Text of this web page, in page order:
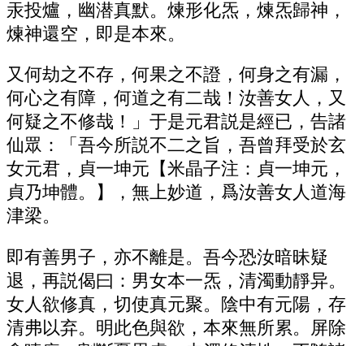
汞投爐，幽潜真默。煉形化炁，煉炁歸神，
煉神還空，即是本來。
又何劫之不存，何果之不證，何身之有漏，
何心之有障，何道之有二哉！汝善女人，又
何疑之不修哉！」于是元君説是經已，告諸
仙眾：「吾今所説不二之旨，吾曾拜受於玄
女元君，貞一坤元【米晶子注：貞一坤元，
貞乃坤體。】，無上妙道，爲汝善女人道海
津梁。
即有善男子，亦不離是。吾今恐汝暗昧疑
退，再説偈曰：男女本一炁，清濁動靜异。
女人欲修真，切使真元聚。陰中有元陽，存
清弗以弃。明此色與欲，本來無所累。屏除